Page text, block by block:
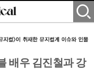
배우 김진철과 강